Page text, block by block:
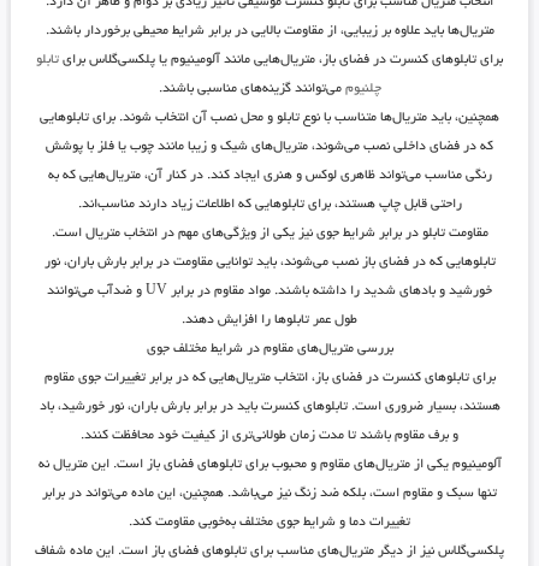
متریال‌ها باید علاوه بر زیبایی، از مقاومت بالایی در برابر شرایط محیطی برخوردار باشند.
برای تابلوهای کنسرت در فضای باز، متریال‌هایی مانند آلومینیوم یا پلکسی‌گلاس برای تابلو
چلنیوم می‌توانند گزینه‌های مناسبی باشند.
همچنین، باید متریال‌ها متناسب با نوع تابلو و محل نصب آن انتخاب شوند. برای تابلوهایی
که در فضای داخلی نصب می‌شوند، متریال‌های شیک و زیبا مانند چوب یا فلز با پوشش
رنگی مناسب می‌تواند ظاهری لوکس و هنری ایجاد کند. در کنار آن، متریال‌هایی که به
راحتی قابل چاپ هستند، برای تابلوهایی که اطلاعات زیاد دارند مناسب‌اند.
مقاومت تابلو در برابر شرایط جوی نیز یکی از ویژگی‌های مهم در انتخاب متریال است.
تابلوهایی که در فضای باز نصب می‌شوند، باید توانایی مقاومت در برابر بارش باران، نور
خورشید و بادهای شدید را داشته باشند. مواد مقاوم در برابر UV و ضدآب می‌توانند
طول عمر تابلوها را افزایش دهند.
بررسی متریال‌های مقاوم در شرایط مختلف جوی
برای تابلوهای کنسرت در فضای باز، انتخاب متریال‌هایی که در برابر تغییرات جوی مقاوم
هستند، بسیار ضروری است. تابلوهای کنسرت باید در برابر بارش باران، نور خورشید، باد
و برف مقاوم باشند تا مدت زمان طولانی‌تری از کیفیت خود محافظت کنند.
آلومینیوم یکی از متریال‌های مقاوم و محبوب برای تابلوهای فضای باز است. این متریال نه
تنها سبک و مقاوم است، بلکه ضد زنگ نیز می‌باشد. همچنین، این ماده می‌تواند در برابر
تغییرات دما و شرایط جوی مختلف به‌خوبی مقاومت کند.
پلکسی‌گلاس نیز از دیگر متریال‌های مناسب برای تابلوهای فضای باز است. این ماده شفاف